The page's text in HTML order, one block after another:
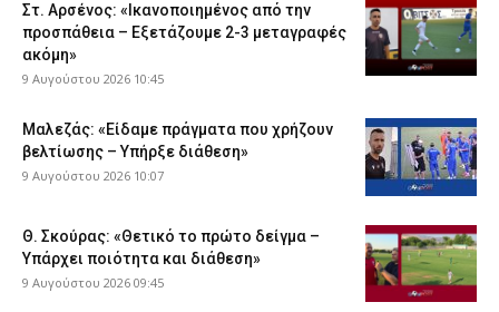
Στ. Αρσένος: «Ικανοποιημένος από την
προσπάθεια – Εξετάζουμε 2-3 μεταγραφές
ακόμη»
9 Αυγούστου 2026 10:45
Μαλεζάς: «Είδαμε πράγματα που χρήζουν
βελτίωσης – Υπήρξε διάθεση»
9 Αυγούστου 2026 10:07
Θ. Σκούρας: «Θετικό το πρώτο δείγμα –
Υπάρχει ποιότητα και διάθεση»
9 Αυγούστου 2026 09:45